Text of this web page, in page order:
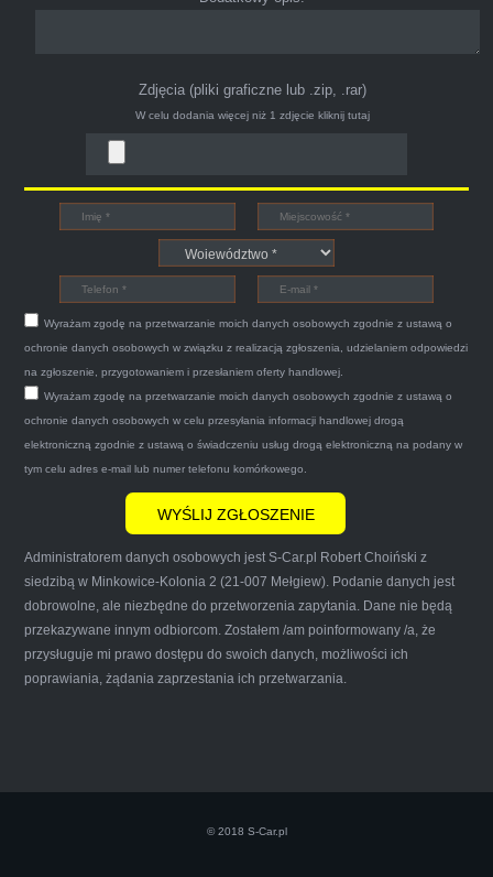
Witam,ja jestem bardzo zadowolona z usługi S-
Car.pl sprzedałam swoją wysłużoną corsinę
tego samego dnia miły grzeczny pan przyjechał
po trzech godzinach autolawetą sprawnie
zapakował auto wypisał dokumenty i wypłacił
gotówkę.Zdecydowanie mogę polecić tą firmę
mnie do skorzystania z ich usług przekonało to
że są na FACEBOOKU i każdy tam może
wyrazić opinię na ich temat.
Iwona Górska
naprawde ludzki, nie zdziera, nie oszukuje.
Zdjęcia (pliki graficzne lub .zip, .rar)
W celu dodania więcej niż 1 zdjęcie kliknij tutaj
Wyrażam zgodę na przetwarzanie moich danych osobowych zgodnie z ustawą o
ochronie danych osobowych w związku z realizacją zgłoszenia, udzielaniem odpowiedzi
na zgłoszenie, przygotowaniem i przesłaniem oferty handlowej.
Wyrażam zgodę na przetwarzanie moich danych osobowych zgodnie z ustawą o
ochronie danych osobowych w celu przesyłania informacji handlowej drogą
elektroniczną zgodnie z ustawą o świadczeniu usług drogą elektroniczną na podany w
tym celu adres e-mail lub numer telefonu komórkowego.
Administratorem danych osobowych jest S-Car.pl Robert Choiński z
siedzibą w Minkowice-Kolonia 2 (21-007 Mełgiew). Podanie danych jest
dobrowolne, ale niezbędne do przetworzenia zapytania. Dane nie będą
przekazywane innym odbiorcom. Zostałem /am poinformowany /a, że
przysługuje mi prawo dostępu do swoich danych, możliwości ich
poprawiania, żądania zaprzestania ich przetwarzania.
© 2018 S-Car.pl